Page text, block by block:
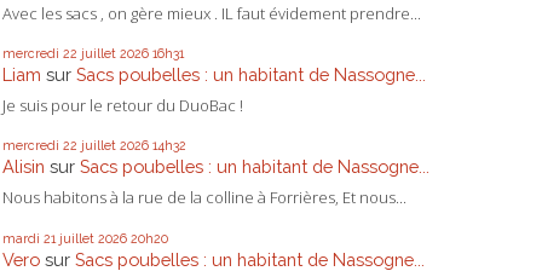
Avec les sacs , on gère mieux . IL faut évidement prendre...
mercredi 22 juillet 2026 16h31
Liam sur Sacs poubelles : un habitant de Nassogne...
Je suis pour le retour du DuoBac !
mercredi 22 juillet 2026 14h32
Alisin sur Sacs poubelles : un habitant de Nassogne...
Nous habitons à la rue de la colline à Forrières, Et nous...
mardi 21 juillet 2026 20h20
Vero sur Sacs poubelles : un habitant de Nassogne...